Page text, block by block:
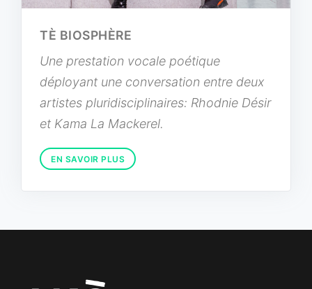
TÈ BIOSPHÈRE
Une prestation vocale poétique
déployant une conversation entre deux
artistes pluridisciplinaires: Rhodnie Désir
et Kama La Mackerel.
EN SAVOIR PLUS